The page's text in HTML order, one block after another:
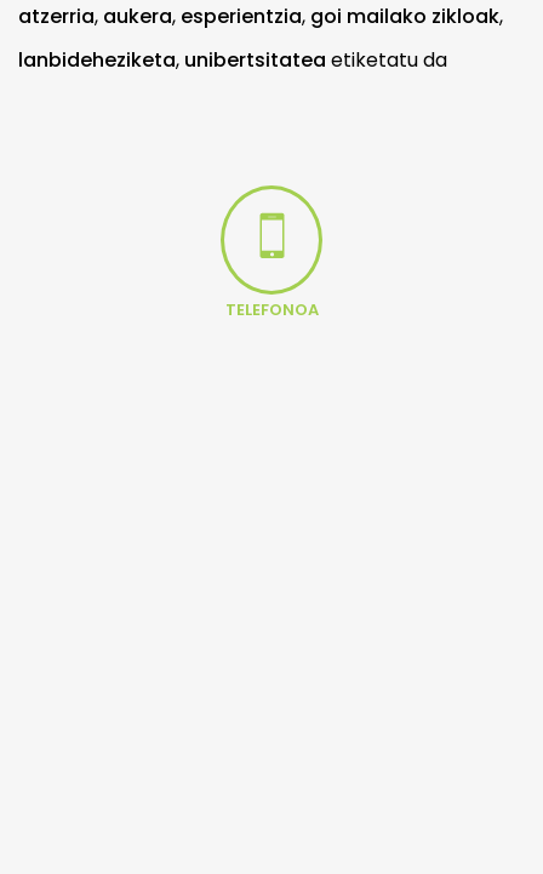
atzerria, aukera, esperientzia, goi mailako zikloak,
lanbideheziketa, unibertsitatea etiketatu da
TELEFONOA